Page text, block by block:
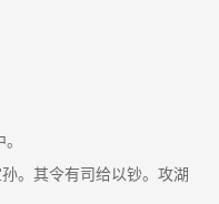
。其令有司给以钞。攻湖